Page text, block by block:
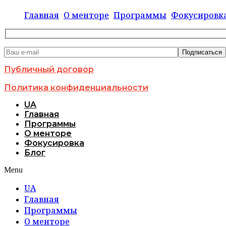
Главная О менторе Программы
Публичный договор
Политика конфиденциальности
UA
Главная
Программы
О менторе
Фокусировка
Блог
Menu
UA
Главная
Программы
О менторе